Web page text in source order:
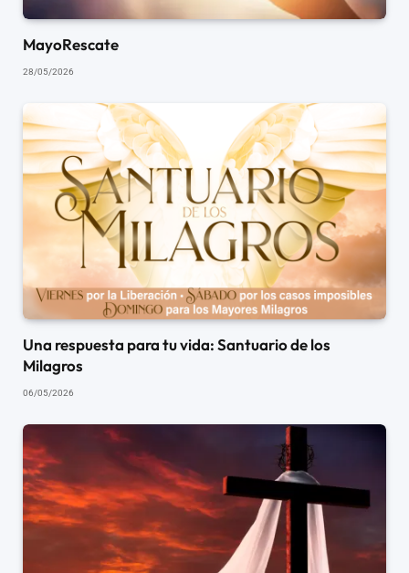
MayoRescate
28/05/2026
Una respuesta para tu vida: Santuario de los
Milagros
06/05/2026